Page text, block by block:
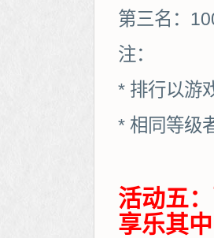
第三名：
注：
* 排行以游
* 相同等级
活动五
享乐其中